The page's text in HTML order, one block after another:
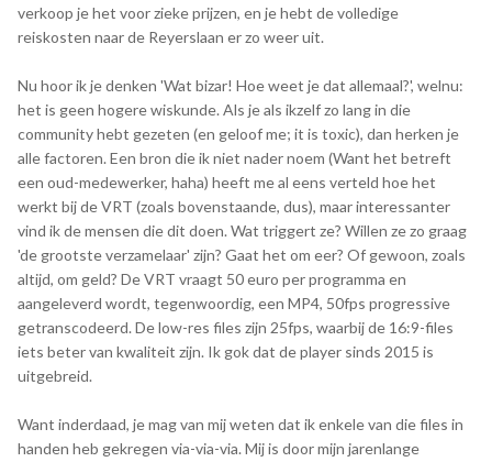
verkoop je het voor zieke prijzen, en je hebt de volledige
reiskosten naar de Reyerslaan er zo weer uit.
Nu hoor ik je denken 'Wat bizar! Hoe weet je dat allemaal?', welnu:
het is geen hogere wiskunde. Als je als ikzelf zo lang in die
community hebt gezeten (en geloof me; it is toxic), dan herken je
alle factoren. Een bron die ik niet nader noem (Want het betreft
een oud-medewerker, haha) heeft me al eens verteld hoe het
werkt bij de VRT (zoals bovenstaande, dus), maar interessanter
vind ik de mensen die dit doen. Wat triggert ze? Willen ze zo graag
'de grootste verzamelaar' zijn? Gaat het om eer? Of gewoon, zoals
altijd, om geld? De VRT vraagt 50 euro per programma en
aangeleverd wordt, tegenwoordig, een MP4, 50fps progressive
getranscodeerd. De low-res files zijn 25fps, waarbij de 16:9-files
iets beter van kwaliteit zijn. Ik gok dat de player sinds 2015 is
uitgebreid.
Want inderdaad, je mag van mij weten dat ik enkele van die files in
handen heb gekregen via-via-via. Mij is door mijn jarenlange